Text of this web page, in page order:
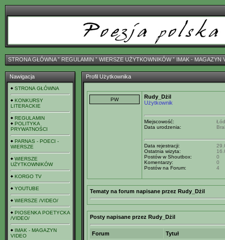
STRONA GŁÓWNAˇ REGULAMIN ˇ WIERSZE UŻYTKOWNIKÓWˇ IMAK - MAGAZYN
Nawigacja
STRONA GŁÓWNA
KONKURSY
LITERACKIE
REGULAMIN
POLITYKA
PRYWATNOŚCI
PARNAS - POECI -
WIERSZE
WIERSZE
UŻYTKOWNIKÓW
KORGO TV
YOUTUBE
WIERSZE /VIDEO/
PIOSENKA POETYCKA
/VIDEO/
IMAK - MAGAZYN
VIDEO
Profil Użytkownika
Rudy_Dżil
Użytkownik
Miejscowość:
Data urodzenia:
Data rejestracji:
Ostatnia wizyta:
Postów w Shoutbox:
0
Komentarzy:
0
Postów na Forum:
4
Tematy na forum napisane przez Rudy_Dżil
Posty napisane przez Rudy_Dżil
Forum
Tytuł